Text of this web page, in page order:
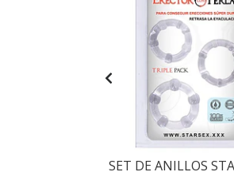
SET DE ANILLOS